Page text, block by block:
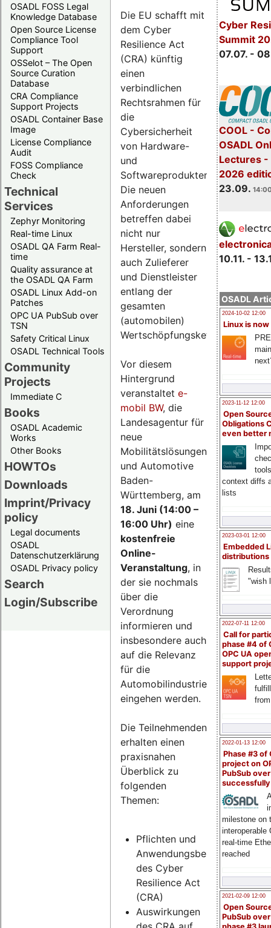
OSADL FOSS Legal
Knowledge Database
Open Source License
Compliance Tool
Support
OSSelot – The Open
Source Curation
Database
CRA Compliance
Support Projects
OSADL Container Base
Image
License Compliance
Audit
FOSS Compliance
Check
Technical
Services
Zephyr Monitoring
Real-time Linux
OSADL QA Farm Real-
time
Quality assurance at
the OSADL QA Farm
OSADL Linux Add-on
Patches
OPC UA PubSub over
TSN
Safety Critical Linux
OSADL Technical Tools
Community
Projects
Immediate C
Books
OSADL Academic
Works
Other Books
HOWTOs
Downloads
Imprint/Privacy
policy
Legal documents
OSADL
Datenschutzerklärung
OSADL Privacy policy
Search
Login/Subscribe
Cyber
Summit
07.07. -
COOL -
OSADL
Lectures -
2026
23.09.
10.11. -
OSADL
2024-10-02 12:00
Linux is now
2023-11-12 12:00
Open
Obligations
even better
context diffs
lists
2023-03-01 12:00
Embedded
distributions
"wish
2022-07-11 12:00
Call for
phase #4 of
OPC UA
support
2022-01-13 12:00
Phase #3 of
project on
PubSub over
milestone on
interoperable
real-time
reached
2021-02-09 12:00
Open
PubSub
Die EU schafft mit
dem Cyber
Resilience Act
(CRA) künftig
einen
verbindlichen
Rechtsrahmen für
die
Cybersicherheit
von Hardware-
und
Softwareprodukten.
Die neuen
Anforderungen
betreffen dabei
nicht nur
Hersteller, sondern
auch Zulieferer
und Dienstleister
entlang der
gesamten
(automobilen)
Wertschöpfungskette.
Vor diesem
Hintergrund
veranstaltet e-
mobil BW, die
Landesagentur für
neue
Mobilitätslösungen
und Automotive
Baden-
Württemberg, am
18. Juni (14:00 –
16:00 Uhr) eine
kostenfreie
Online-
Veranstaltung, in
der sie nochmals
über die
Verordnung
informieren und
insbesondere auch
auf die Relevanz
für die
Automobilindustrie
eingehen werden.
Die Teilnehmenden
erhalten einen
praxisnahen
Überblick zu
folgenden
Themen:
Pflichten und
Anwendungsbereich
des Cyber
Resilience Act
(CRA)
Auswirkungen